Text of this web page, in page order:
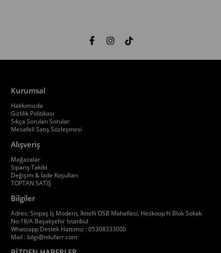
Kurumsal
Hakkımızda
Gizlilik Politikası
Sıkça Sorulan Sorular
Mesafeli Satış Sözleşmesi
Alışveriş
Mağazalar
Sipariş Takibi
Değişim & İade Koşulları
TOPTAN SATIŞ
Bilgiler
Adres: Sinpaş İş Modern, İkitelli OSB Mahallesi, Heskoop H Blok Sokak
No:18/A Başakşehir İstanbul
Whatsapp Destek Hattımız : 05308333000
Mail : bilgi@nilufarr.com